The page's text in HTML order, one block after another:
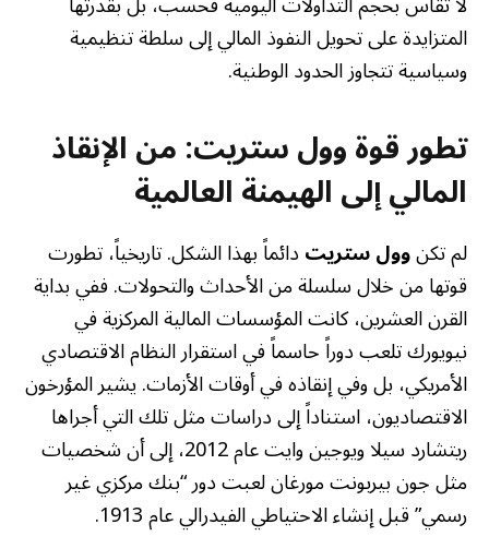
المتزايدة على تحويل النفوذ المالي إلى سلطة تنظيمية
وسياسية تتجاوز الحدود الوطنية.
تطور قوة وول ستريت: من الإنقاذ
المالي إلى الهيمنة العالمية
لم تكنوول ستريتدائماً بهذا الشكل. تاريخياً، تطورت
قوتها من خلال سلسلة من الأحداث والتحولات. ففي بداية
القرن العشرين، كانت المؤسسات المالية المركزية في
نيويورك تلعب دوراً حاسماً في استقرار النظام الاقتصادي
الأمريكي، بل وفي إنقاذه في أوقات الأزمات. يشير المؤرخون
الاقتصاديون، استناداً إلى دراسات مثل تلك التي أجراها
ريتشارد سيلا ويوجين وايت عام 2012، إلى أن شخصيات
مثل جون بيربونت مورغان لعبت دور “بنك مركزي غير
رسمي” قبل إنشاء الاحتياطي الفيدرالي عام 1913.